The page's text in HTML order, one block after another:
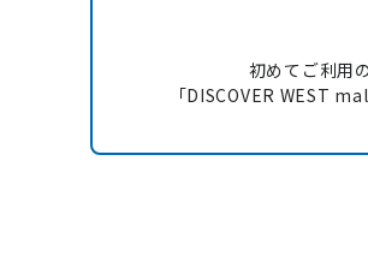
初めてご利用
「DISCOVER WEST